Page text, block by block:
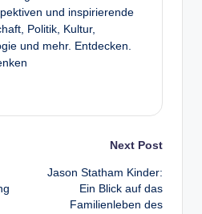
und inspirierende
Politik, Kultur,
und mehr. Entdecken.
Next Post
Jason Statham Kinder:
Ein Blick auf das
Familienleben des